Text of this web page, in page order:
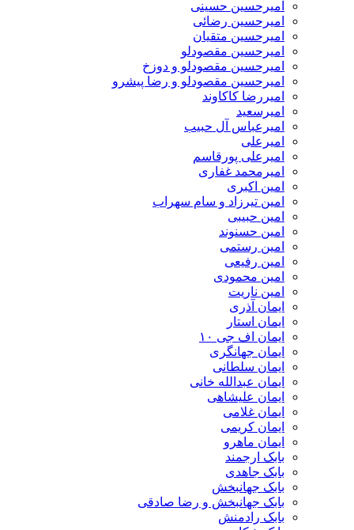
امیرحسین حسینی
امیرحسین رضائی
امیرحسین متقیان
امیرحسین مقصودلو
امیرحسین مقصودلو و دوزخ
امیرحسین مقصودلو و رضا پیشرو
امیررضا کاکاوند
امیرسعید
امیرعباس آل حبیب
امیرعلی
امیرعلی پورقاسم
امیرمحمد غفاری
امین اکبری
امین تیرزاد و سام سهراب
امین حبیبی
امین حسنوند
امین رستمی
امین رفیعی
امین محمودی
امین ناریت
ایمان آذری
ایمان استار
ایمان اف جی ۱۰
ایمان جهانگری
ایمان سلطانی
ایمان عبدالله خانی
ایمان علیشاهی
ایمان غلامی
ایمان کریمی
ایمان ماهرو
بابک ارجمند
بابک جاهدی
بابک جهانبخش
بابک جهانبخش و رضا صادقی
بابک رادمنش